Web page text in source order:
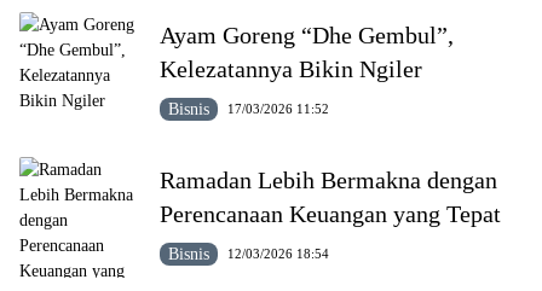
Ayam Goreng “Dhe Gembul”,
Kelezatannya Bikin Ngiler
Bisnis 17/03/2026 11:52
Ramadan Lebih Bermakna dengan
Perencanaan Keuangan yang Tepat
Bisnis 12/03/2026 18:54